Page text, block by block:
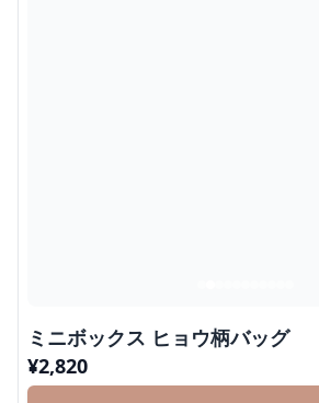
ミニボックス ヒョウ柄バッグ
¥2,820